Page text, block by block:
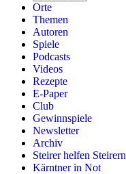
Orte
Themen
Autoren
Spiele
Podcasts
Videos
Rezepte
E-Paper
Club
Gewinnspiele
Newsletter
Archiv
Steirer helfen Steirern
Kärntner in Not